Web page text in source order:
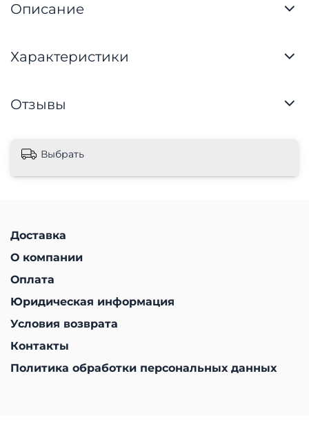
Описание
Характеристики
Отзывы
Выбрать
Доставка
О компании
Оплата
Юридическая информация
Условия возврата
Контакты
Политика обработки персональных данных